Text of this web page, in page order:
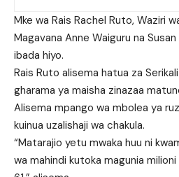
Mke wa Rais Rachel Ruto, Waziri
Magavana Anne Waiguru na
ibada hiyo.
Rais Ruto alisema hatua za
gharama ya maisha zinazaa
Alisema mpango wa mbolea ya
kuinua uzalishaji wa chakula.
“Matarajio yetu mwaka huu ni
wa mahindi kutoka magunia